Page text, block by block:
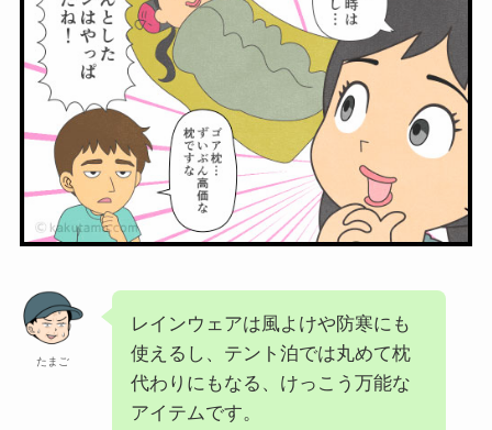
たまご
レインウェアは風よけや防寒にも
使えるし、テント泊では丸めて枕
代わりにもなる、けっこう万能な
アイテムです。